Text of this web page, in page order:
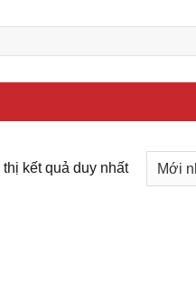
thị kết quả duy nhất